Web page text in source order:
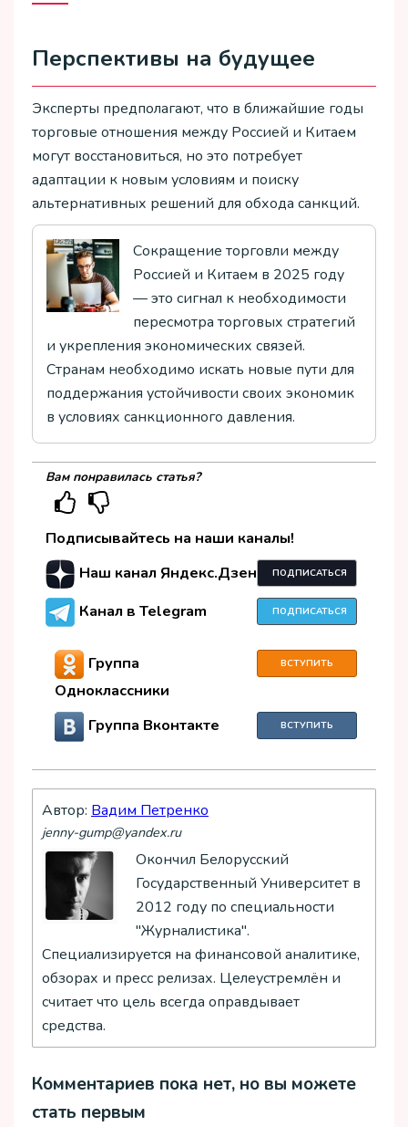
Перспективы на будущее
Эксперты предполагают, что в ближайшие годы
торговые отношения между Россией и Китаем
могут восстановиться, но это потребует
адаптации к новым условиям и поиску
альтернативных решений для обхода санкций.
Сокращение торговли между
Россией и Китаем в 2025 году
— это сигнал к необходимости
пересмотра торговых стратегий
и укрепления экономических связей.
Странам необходимо искать новые пути для
поддержания устойчивости своих экономик
в условиях санкционного давления.
Вам понравилась статья?
Подписывайтесь на наши каналы!
Наш канал Яндекс.Дзен
ПОДПИСАТЬСЯ
Канал в Telegram ПОДПИСАТЬСЯ
Группа
Одноклассники
ВСТУПИТЬ
Группа Вконтакте ВСТУПИТЬ
Автор: Вадим Петренко
jenny-gump@yandex.ru
Окончил Белорусский
Государственный Университет в
2012 году по специальности
"Журналистика".
Специализируется на финансовой аналитике,
обзорах и пресс релизах. Целеустремлён и
считает что цель всегда оправдывает
средства.
Комментариев пока нет, но вы можете
стать первым